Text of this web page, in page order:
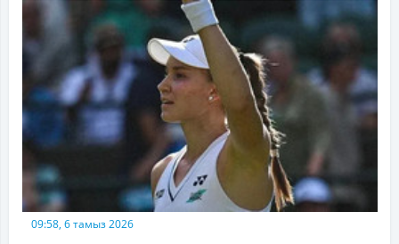
09:58, 6 тамыз 2026